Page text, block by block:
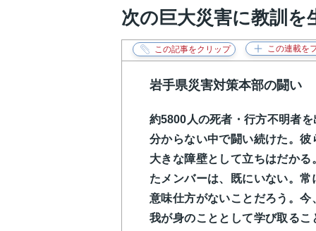
次の巨大災害に教訓を
岩手県災害対策本部の闘い
約5800人の死者・行方不明者
分からない中で闘い続けた。
大きな障壁として立ちはだか
たメンバーは、既にいない。
意味仕方がないことだろう。
我が身のこととして学び取る